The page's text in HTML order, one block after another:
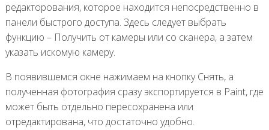
редакторования, которое находится непосредственно в
панели быстрого доступа. Здесь следует выбрать
функцию – Получить от камеры или со сканера, а затем
указать искомую камеру.
В появившемся окне нажимаем на кнопку Снять, а
полученная фотография сразу экспортируется в Paint, где
может быть отдельно пересохранена или
отредактирована, что достаточно удобно.